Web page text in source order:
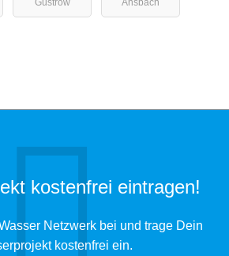
kostenfrei eintragen!
Netzwerk bei und trage Dein
kostenfrei ein.